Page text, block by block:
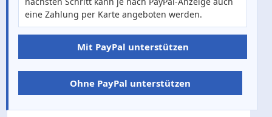
eine Zahlung per Karte angeboten werden.
Mit PayPal unterstützen
Ohne PayPal unterstützen